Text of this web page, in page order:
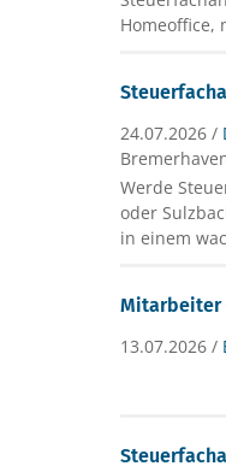
Homeoffice,
24.07.2026 /
Werde
oder
in einem
Mitarbeiter
13.07.2026 /